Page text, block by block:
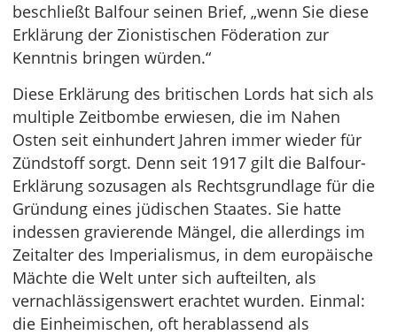
beschließt Balfour seinen Brief, „wenn Sie diese
Erklärung der Zionistischen Föderation zur
Kenntnis bringen würden.“
Diese Erklärung des britischen Lords hat sich als
multiple Zeitbombe erwiesen, die im Nahen
Osten seit einhundert Jahren immer wieder für
Zündstoff sorgt. Denn seit 1917 gilt die Balfour-
Erklärung sozusagen als Rechtsgrundlage für die
Gründung eines jüdischen Staates. Sie hatte
indessen gravierende Mängel, die allerdings im
Zeitalter des Imperialismus, in dem europäische
Mächte die Welt unter sich aufteilten, als
vernachlässigenswert erachtet wurden. Einmal:
die Einheimischen, oft herablassend als